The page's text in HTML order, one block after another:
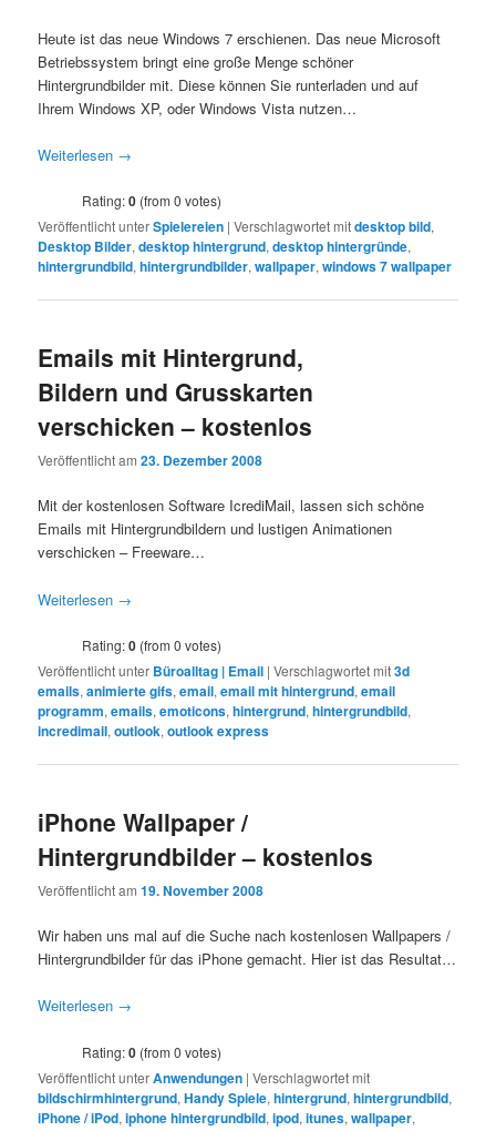
Heute ist das neue Windows 7 erschienen. Das neue Microsoft
Betriebssystem bringt eine große Menge schöner
Hintergrundbilder mit. Diese können Sie runterladen und auf
Ihrem Windows XP, oder Windows Vista nutzen…
Weiterlesen →
Rating:0 (from 0 votes)
Veröffentlicht unterSpielereien |Verschlagwortet mitdesktop bild,
Desktop Bilder,desktop hintergrund,desktop hintergründe,
hintergrundbild,hintergrundbilder,wallpaper,windows 7 wallpaper
Emails mit Hintergrund,
Bildern und Grusskarten
verschicken – kostenlos
Veröffentlicht am23. Dezember 2008
Mit der kostenlosen Software IcrediMail, lassen sich schöne
Emails mit Hintergrundbildern und lustigen Animationen
verschicken – Freeware…
Weiterlesen →
Rating:0 (from 0 votes)
Veröffentlicht unter Büroalltag | Email |Verschlagwortet mit3d
emails,animierte gifs,email,email mit hintergrund,email
programm,emails,emoticons,hintergrund,hintergrundbild,
incredimail,outlook,outlook express
iPhone Wallpaper /
Hintergrundbilder – kostenlos
Veröffentlicht am19. November 2008
Wir haben uns mal auf die Suche nach kostenlosen Wallpapers /
Hintergrundbilder für das iPhone gemacht. Hier ist das Resultat…
Weiterlesen →
Rating:0 (from 0 votes)
Veröffentlicht unterAnwendungen |Verschlagwortet mit
bildschirmhintergrund,Handy Spiele,hintergrund,hintergrundbild,
iPhone / iPod,iphone hintergrundbild,ipod,itunes,wallpaper,